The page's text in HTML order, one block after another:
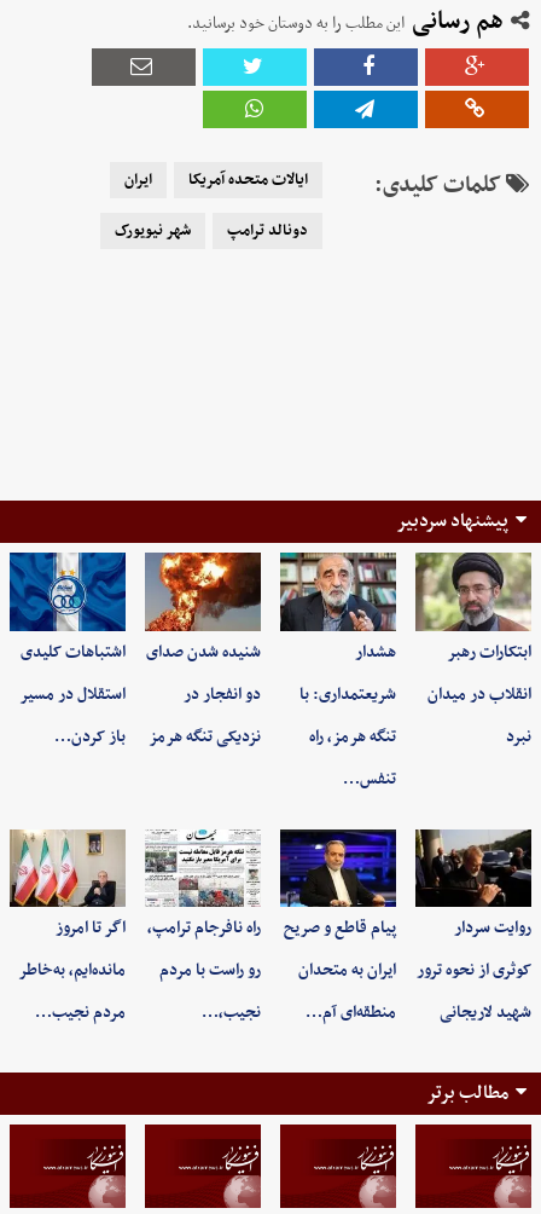
هم رسانی این مطلب را به دوستان خود برسانید.
کلمات کلیدی: ایالات متحده آمریکا
ایران
دونالد ترامپ
شهر نیویورک
پیشنهاد سردبیر
ابتکارات رهبر
انقلاب در میدان
نبرد
هشدار
شریعتمداری: با
تنگه هرمز، راه
تنفس…
شنیده شدن صدای
دو انفجار در
نزدیکی تنگه هرمز
اشتباهات کلیدی
استقلال در مسیر
باز کردن…
روایت سردار
کوثری از نحوه ترور
شهید لاریجانی
پیام قاطع و صریح
ایران به متحدان
منطقه‌ای آم…
راه نافرجام ترامپ،
رو راست با مردم
نجیب،…
اگر تا امروز
مانده‌ایم، به‌خاطر
مردم نجیب…
مطالب برتر